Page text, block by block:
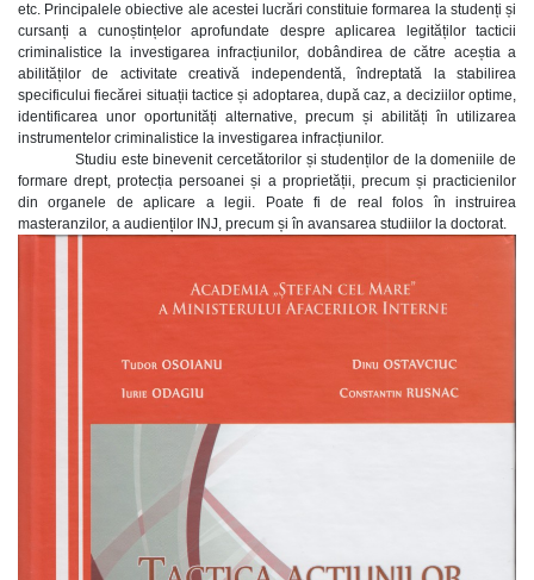
etc. Principalele obiective ale acestei lucrări constituie formarea la studenți și
cursanți a cunoștințelor aprofundate despre aplicarea legităților tacticii
criminalistice la investigarea infracțiunilor, dobândirea de către aceștia a
abilităților de activitate creativă independentă, îndreptată la stabilirea
specificului fiecărei situații tactice și adoptarea, după caz, a deciziilor optime,
identificarea unor oportunități alternative, precum și abilități în utilizarea
instrumentelor criminalistice la investigarea infracțiunilor.
Studiu este binevenit cercetătorilor și studenților de la domeniile de
formare drept, protecția persoanei și a proprietății, precum și practicienilor
din organele de aplicare a legii. Poate fi de real folos în instruirea
masteranzilor, a audienților INJ, precum și în avansarea studiilor la doctorat.